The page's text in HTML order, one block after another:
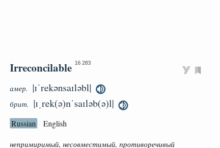
Irreconcilable 16 283
амер. |ɪˈrekənsaɪləbl|
брит. |ɪˌrek(ə)nˈsaɪləb(ə)l|
Russian English
непримиримый, несовместимый, противоречивый